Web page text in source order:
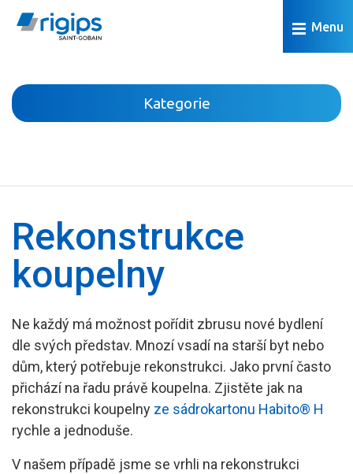
Menu
Kategorie
Předstěny
Suché podlahy
Koupelna
Tmelení sádrokartonu
Provětrávaná fasáda
Tipy pro lepší domov
Rekonstrukce
koupelny
Ne každý má možnost pořídit zbrusu nové bydlení
dle svých představ. Mnozí vsadí na starší byt nebo
dům, který potřebuje rekonstrukci. Jako první často
přichází na řadu právě koupelna. Zjistěte jak na
rekonstrukci koupelny ze sádrokartonu Habito® H
rychle a jednoduše.
V našem případě jsme se vrhli na rekonstrukci